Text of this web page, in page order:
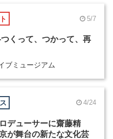
5/7
くって、つかって、再
ブミュージアム
4/24
デューサーに齋藤精
が舞台の新たな文化芸